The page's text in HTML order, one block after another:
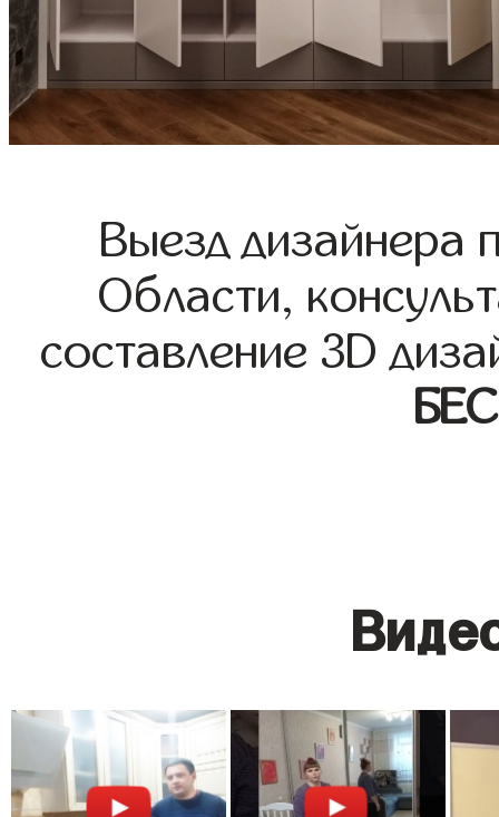
Выезд дизайнера
Области,
составление 3D